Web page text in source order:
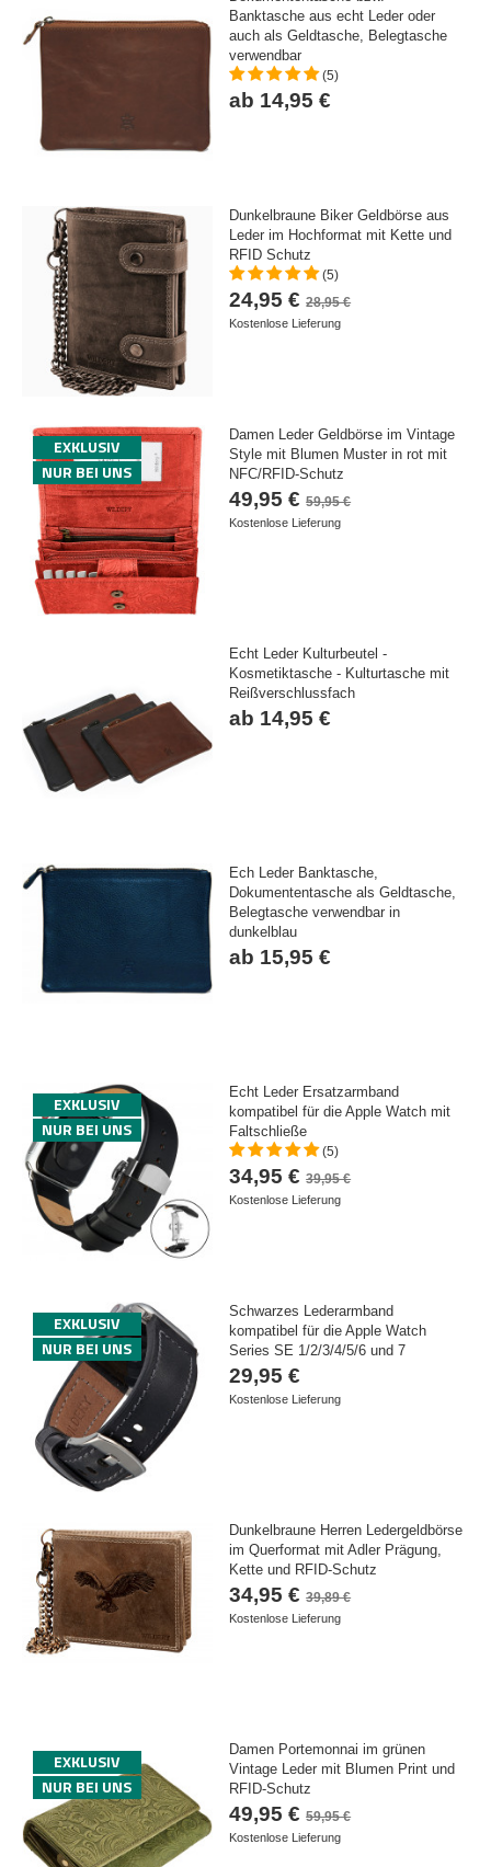
Banktasche aus echt Leder oder
auch als Geldtasche, Belegtasche
verwendbar
(5)
ab 14,95 €
Dunkelbraune Biker Geldbörse aus
Leder im Hochformat mit Kette und
RFID Schutz
(5)
24,95 €28,95 €
Kostenlose Lieferung
EXKLUSIV
NUR BEI UNS
Damen Leder Geldbörse im Vintage
Style mit Blumen Muster in rot mit
NFC/RFID-Schutz
49,95 €59,95 €
Kostenlose Lieferung
Echt Leder Kulturbeutel -
Kosmetiktasche - Kulturtasche mit
Reißverschlussfach
ab 14,95 €
Ech Leder Banktasche,
Dokumententasche als Geldtasche,
Belegtasche verwendbar in
dunkelblau
ab 15,95 €
EXKLUSIV
NUR BEI UNS
Echt Leder Ersatzarmband
kompatibel für die Apple Watch mit
Faltschließe
(5)
34,95 €39,95 €
Kostenlose Lieferung
EXKLUSIV
NUR BEI UNS
Schwarzes Lederarmband
kompatibel für die Apple Watch
Series SE 1/2/3/4/5/6 und 7
29,95 €
Kostenlose Lieferung
Dunkelbraune Herren Ledergeldbörse
im Querformat mit Adler Prägung,
Kette und RFID-Schutz
34,95 €39,89 €
Kostenlose Lieferung
EXKLUSIV
NUR BEI UNS
Damen Portemonnai im grünen
Vintage Leder mit Blumen Print und
RFID-Schutz
49,95 €59,95 €
Kostenlose Lieferung